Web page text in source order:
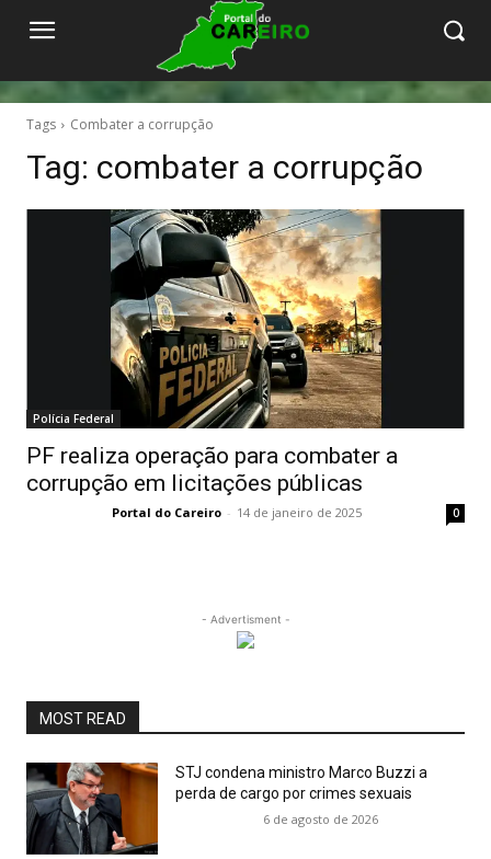
Tags Combater a corrupção
Tag: combater a corrupção
Polícia Federal
PF realiza operação para combater a
corrupção em licitações públicas
Portal do Careiro - 14 de janeiro de 2025 0
- Advertisment -
MOST READ
STJ condena ministro Marco Buzzi a
perda de cargo por crimes sexuais
6 de agosto de 2026